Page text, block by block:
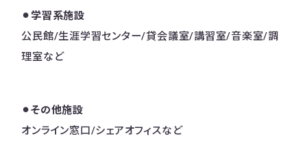
⚫︎学習系施設
公民館/生涯学習センター/貸会議室/講習室/音楽室/調
理室など
⚫︎その他施設
オンライン窓口/シェアオフィスなど